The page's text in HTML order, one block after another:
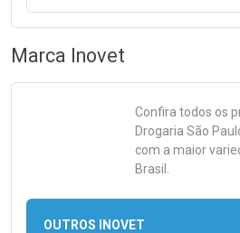
Marca Inovet
Confira todos os
Drogaria São
com a maior
Brasil.
OUTROS INOVET